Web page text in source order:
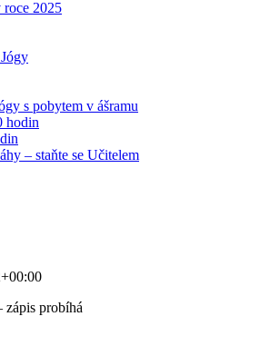
roce 2025
s pobytem v ášramu
hodin
– staňte se Učitelem
probíhá